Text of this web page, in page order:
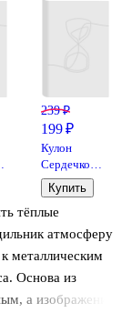
тёплые
атмосферу
металлическим
Основа из
а изображение
239 ₽
199 ₽
Кулон
Сердечко
(черное)
(металл)
(1,2х1,6) (12-
Kainli-K2)
Купить